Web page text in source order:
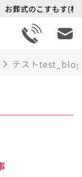
お葬式のこすもす(株
テスト